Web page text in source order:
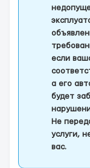
если
а его
будет
Не
услуги,
вас.